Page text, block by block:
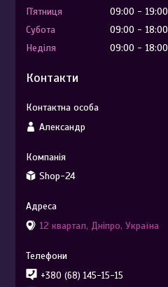
Пʼятниця
09:00
19:00
Субота
09:00
18:00
Неділя
09:00 18:00
Контакти
Александр
Shop-24
12 квартал, Дніпро, Україна
+380 (68) 145-15-15